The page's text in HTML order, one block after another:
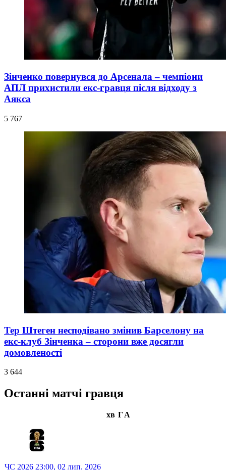
Зінченко повернувся до Арсенала – чемпіони
АПЛ прихистили екс-гравця після відходу з
Аякса
5 767
Тер Штеген несподівано змінив Барселону на
екс-клуб Зінченка – сторони вже досягли
домовленості
3 644
Останні матчі гравця
хв ГА
ЧС 2026 23:00, 02 лип. 2026